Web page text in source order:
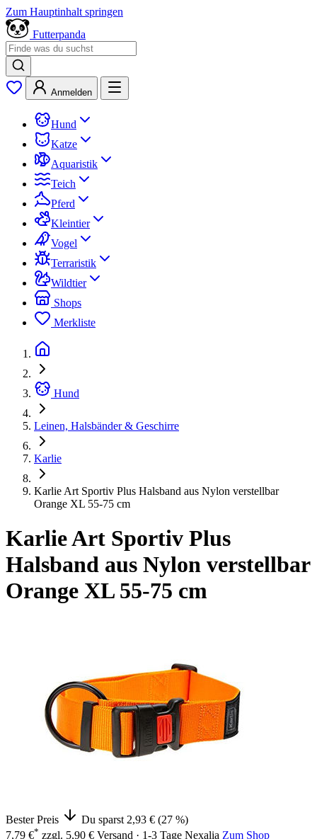
Zum Hauptinhalt springen
Futterpanda
Anmelden
Hund
Katze
Aquaristik
Teich
Pferd
Kleintier
Vogel
Terraristik
Wildtier
Shops
Merkliste
Hund
Leinen, Halsbänder & Geschirre
Karlie
Karlie Art Sportiv Plus Halsband aus Nylon verstellbar
Orange XL 55-75 cm
Karlie Art Sportiv Plus
Halsband aus Nylon verstellbar
Orange XL 55-75 cm
Bester Preis
Du sparst 2,93 € (27 %)
7,79 €* zzgl. 5,90 € Versand · 1-3 Tage Nexalia Zum Shop